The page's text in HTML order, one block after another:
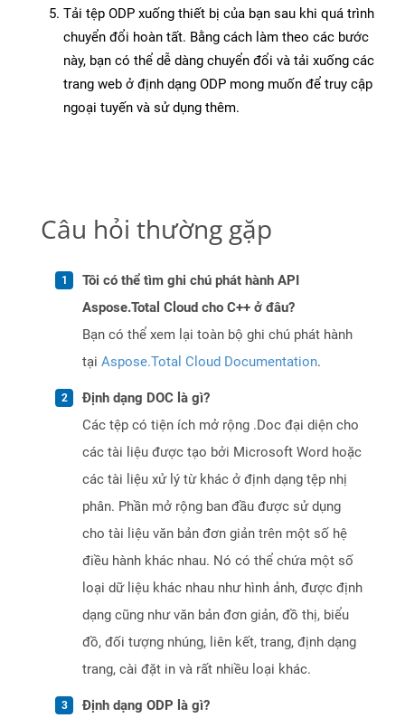
Tải tệp ODP xuống thiết bị của bạn sau khi quá trình
chuyển đổi hoàn tất. Bằng cách làm theo các bước
này, bạn có thể dễ dàng chuyển đổi và tải xuống các
trang web ở định dạng ODP mong muốn để truy cập
ngoại tuyến và sử dụng thêm.
Câu hỏi thường gặp
Tôi có thể tìm ghi chú phát hành API
Aspose.Total Cloud cho C++ ở đâu?
Bạn có thể xem lại toàn bộ ghi chú phát hành
tại Aspose.Total Cloud Documentation.
Định dạng DOC là gì?
Các tệp có tiện ích mở rộng .Doc đại diện cho
các tài liệu được tạo bởi Microsoft Word hoặc
các tài liệu xử lý từ khác ở định dạng tệp nhị
phân. Phần mở rộng ban đầu được sử dụng
cho tài liệu văn bản đơn giản trên một số hệ
điều hành khác nhau. Nó có thể chứa một số
loại dữ liệu khác nhau như hình ảnh, được định
dạng cũng như văn bản đơn giản, đồ thị, biểu
đồ, đối tượng nhúng, liên kết, trang, định dạng
trang, cài đặt in và rất nhiều loại khác.
Định dạng ODP là gì?